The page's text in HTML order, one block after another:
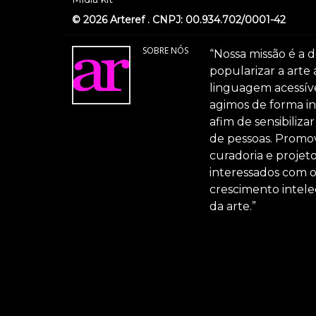
© 2026 Arteref . CNPJ: 00.934.702/0001-42
SOBRE NÓS
“Nossa missão é
popularizar a arte
linguagem
agimos de forma
afim de
de pessoas.
curadoria e
interessados com
crescimento
da arte.”